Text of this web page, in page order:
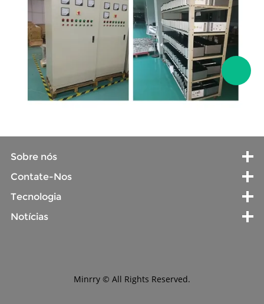
Sobre nós
Contate-Nos
Tecnologia
Notícias
Minrry © All Rights Reserved.